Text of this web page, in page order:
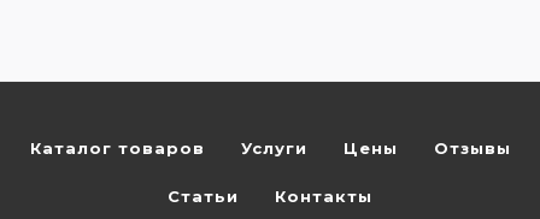
Каталог товаров Услуги Цены Отзывы
Статьи Контакты